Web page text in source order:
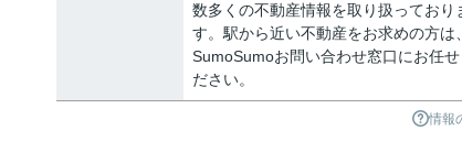
数多くの不動産情報を取り扱っており
す。駅から近い不動産をお求めの方は
SumoSumoお問い合わせ窓口にお任
ださい。
情報